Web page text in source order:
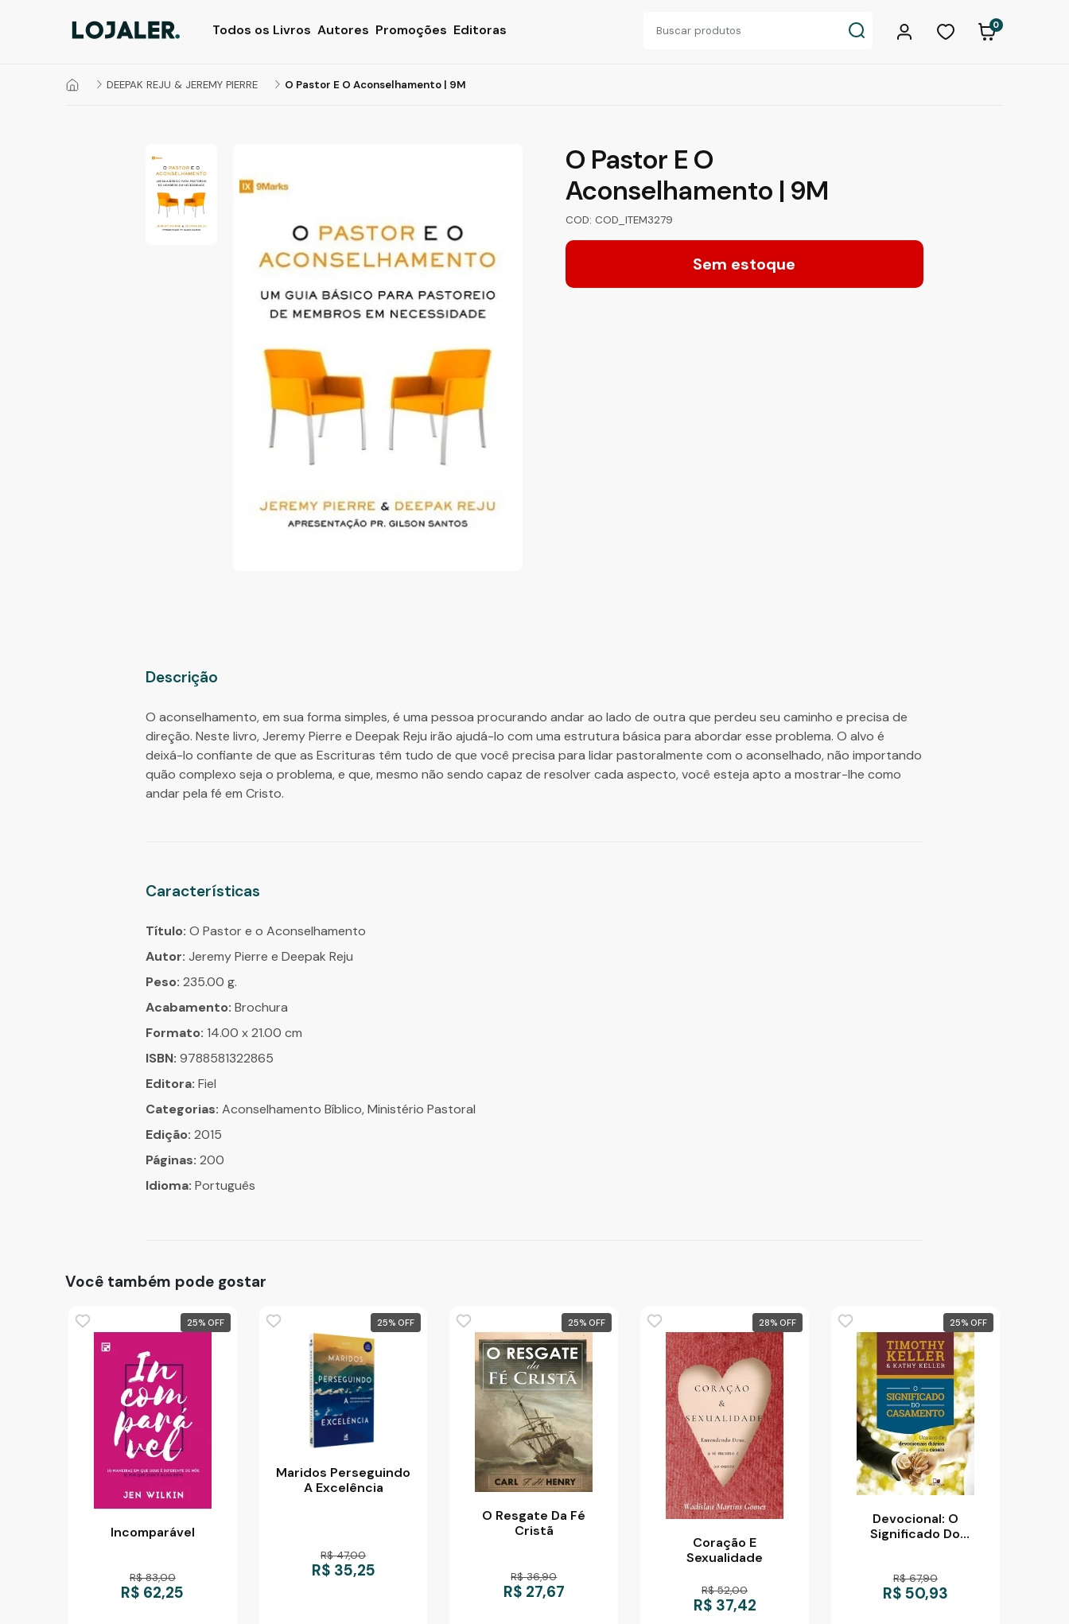
Todos os Livros Autores Promoções Editoras 0
DEEPAK REJU & JEREMY PIERRE O Pastor E O Aconselhamento | 9M
O Pastor E O
Aconselhamento | 9M
COD: COD_ITEM3279
Sem estoque
Descrição
O aconselhamento, em sua forma simples, é uma pessoa procurando andar ao lado de outra que perdeu seu caminho e precisa de
direção. Neste livro, Jeremy Pierre e Deepak Reju irão ajudá-lo com uma estrutura básica para abordar esse problema. O alvo é
deixá-lo confiante de que as Escrituras têm tudo de que você precisa para lidar pastoralmente com o aconselhado, não importando
quão complexo seja o problema, e que, mesmo não sendo capaz de resolver cada aspecto, você esteja apto a mostrar-lhe como
andar pela fé em Cristo.
Características
Título: O Pastor e o Aconselhamento
Autor: Jeremy Pierre e Deepak Reju
Peso: 235.00 g.
Acabamento: Brochura
Formato: 14.00 x 21.00 cm
ISBN: 9788581322865
Editora: Fiel
Categorias: Aconselhamento Bíblico, Ministério Pastoral
Edição: 2015
Páginas: 200
Idioma: Português
Você também pode gostar
25%
Incomparável
R$ 83,00
R$ 62,25
25%
Maridos Perseguindo
A Excelência
R$ 47,00
R$ 35,25
25%
O Resgate Da Fé
Cristã
R$ 36,90
R$ 27,67
28%
Coração E
Sexualidade
R$ 52,00
R$ 37,42
25%
Devocional: O
Significado Do
R$ 67,90
R$ 50,93